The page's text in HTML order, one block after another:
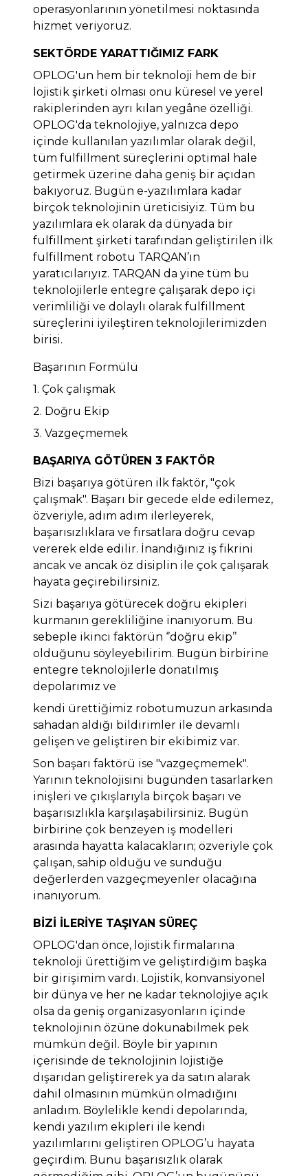
operasyonlarının yönetilmesi noktasında
hizmet veriyoruz.
SEKTÖRDE YARATTIĞIMIZ FARK
OPLOG'un hem bir teknoloji hem de bir
lojistik şirketi olması onu küresel ve yerel
rakiplerinden ayrı kılan yegâne özelliği.
OPLOG'da teknolojiye, yalnızca depo
içinde kullanılan yazılımlar olarak değil,
tüm fulfillment süreçlerini optimal hale
getirmek üzerine daha geniş bir açıdan
bakıyoruz. Bugün e-yazılımlara kadar
birçok teknolojinin üreticisiyiz. Tüm bu
yazılımlara ek olarak da dünyada bir
fulfillment şirketi tarafından geliştirilen ilk
fulfillment robotu TARQAN’ın
yaratıcılarıyız. TARQAN da yine tüm bu
teknolojilerle entegre çalışarak depo içi
verimliliği ve dolaylı olarak fulfillment
süreçlerini iyileştiren teknolojilerimizden
birisi.
Başarının Formülü
1. Çok çalışmak
2. Doğru Ekip
3. Vazgeçmemek
BAŞARIYA GÖTÜREN 3 FAKTÖR
Bizi başarıya götüren ilk faktör, "çok
çalışmak". Başarı bir gecede elde edilemez,
özveriyle, adım adım ilerleyerek,
başarısızlıklara ve fırsatlara doğru cevap
vererek elde edilir. İnandığınız iş fikrini
ancak ve ancak öz disiplin ile çok çalışarak
hayata geçirebilirsiniz.
Sizi başarıya götürecek doğru ekipleri
kurmanın gerekliliğine inanıyorum. Bu
sebeple ikinci faktörün ‘’doğru ekip’’
olduğunu söyleyebilirim. Bugün birbirine
entegre teknolojilerle donatılmış
depolarımız ve
kendi ürettiğimiz robotumuzun arkasında
sahadan aldığı bildirimler ile devamlı
gelişen ve geliştiren bir ekibimiz var.
Son başarı faktörü ise "vazgeçmemek".
Yarının teknolojisini bugünden tasarlarken
inişleri ve çıkışlarıyla birçok başarı ve
başarısızlıkla karşılaşabilirsiniz. Bugün
birbirine çok benzeyen iş modelleri
arasında hayatta kalacakların; özveriyle çok
çalışan, sahip olduğu ve sunduğu
değerlerden vazgeçmeyenler olacağına
inanıyorum.
BİZİ İLERİYE TAŞIYAN SÜREÇ
OPLOG'dan önce, lojistik firmalarına
teknoloji ürettiğim ve geliştirdiğim başka
bir girişimim vardı. Lojistik, konvansiyonel
bir dünya ve her ne kadar teknolojiye açık
olsa da geniş organizasyonların içinde
teknolojinin özüne dokunabilmek pek
mümkün değil. Böyle bir yapının
içerisinde de teknolojinin lojistiğe
dışarıdan geliştirerek ya da satın alarak
dahil olmasının mümkün olmadığını
anladım. Böylelikle kendi depolarında,
kendi yazılım ekipleri ile kendi
yazılımlarını geliştiren OPLOG’u hayata
geçirdim. Bunu başarısızlık olarak